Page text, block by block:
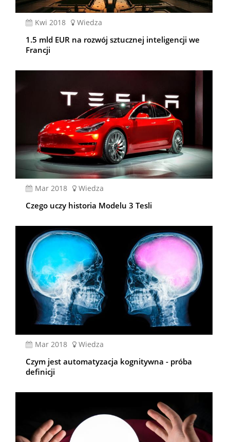
kwi 2018 Wiedza
1.5 mld EUR na rozwój sztucznej inteligencji we
Francji
mar 2018 Wiedza
Czego uczy historia Modelu 3 Tesli
mar 2018 Wiedza
Czym jest automatyzacja kognitywna - próba
definicji